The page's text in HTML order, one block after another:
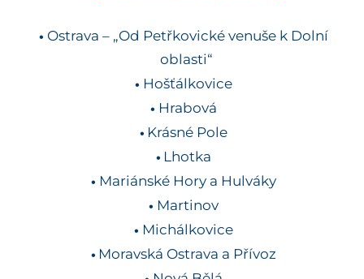
Ostrava – „Od Petřkovické venuše k Dolní
oblasti“
Hošťálkovice
Hrabová
Krásné Pole
Lhotka
Mariánské Hory a Hulváky
Martinov
Michálkovice
Moravská Ostrava a Přívoz